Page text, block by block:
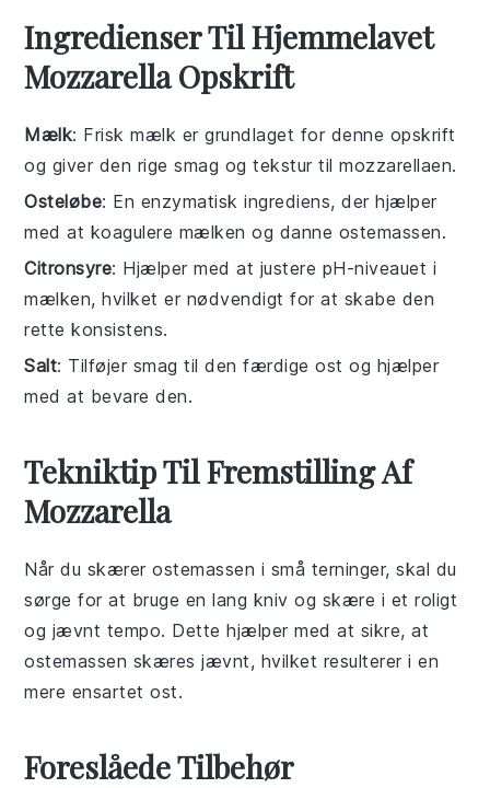
Ingredienser Til Hjemmelavet
Mozzarella Opskrift
Mælk: Frisk mælk er grundlaget for denne opskrift
og giver den rige smag og tekstur til mozzarellaen.
Osteløbe: En enzymatisk ingrediens, der hjælper
med at koagulere mælken og danne ostemassen.
Citronsyre: Hjælper med at justere pH-niveauet i
mælken, hvilket er nødvendigt for at skabe den
rette konsistens.
Salt: Tilføjer smag til den færdige ost og hjælper
med at bevare den.
Tekniktip Til Fremstilling Af
Mozzarella
Når du skærerostemassen i små terninger, skal du
sørge for at bruge en lang kniv og skære i et roligt
og jævnt tempo. Dette hjælper med at sikre, at
ostemassen skæres jævnt, hvilket resulterer i en
mere ensartetost.
Foreslåede Tilbehør